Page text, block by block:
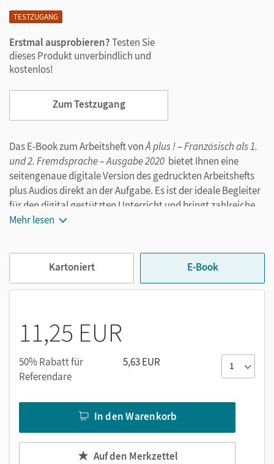
TESTZUGANG
Erstmal ausprobieren?Testen Sie
dieses Produkt unverbindlich und
kostenlos!
Zum Testzugang
Das E-Book zum Arbeitsheft vonÀ plus !–Französisch als 1.
und 2. Fremdsprache – Ausgabe 2020 bietet Ihnen eine
seitengenaue digitale Version des gedruckten Arbeitshefts
plus Audios direkt an der Aufgabe. Es ist der ideale Begleiter
für den digital gestützten Unterricht und bringt zahlreiche
Vorteile mit sich:
Rucksäcke mehr! Das E-Book ist jederzeit
Digitale Funktionen: Erstellen Sie Notizen, setzen Sie
per Texteingabe oder handschriftlich per Tabletstift
und suchen Sie im Text. Zoomen Sie bei Bedarf.
Medienintegration: Die digitalen Medien (Audios) sind
seitengenau platziert. Kein zeitaufwendiges Suchen
mehr!
Profitieren Sie mit Ihrer Klasse von dieser modernen und
Mehr lesen
Kartoniert E-Book
11,25 EUR
50% Rabatt für
Referendare
5,63 EUR
In den Warenkorb
Auf den Merkzettel